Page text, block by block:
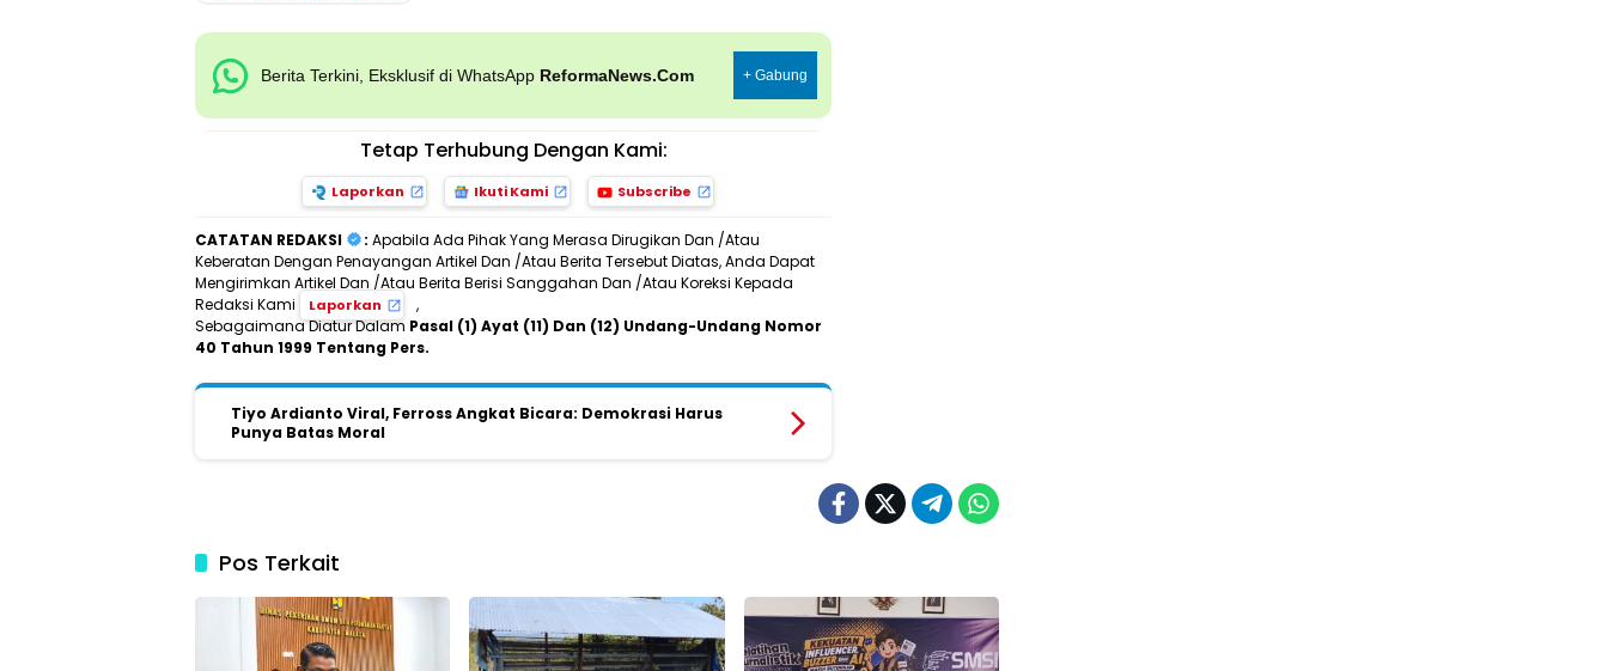
Berita Terkini, Eksklusif di WhatsApp ReformaNews.Com + Gabung
Tetap Terhubung Dengan Kami:
Laporkan Ikuti Kami Subscribe
CATATAN REDAKSI : Apabila Ada Pihak Yang Merasa Dirugikan Dan /Atau
Keberatan Dengan Penayangan Artikel Dan /Atau Berita Tersebut Diatas, Anda Dapat
Mengirimkan Artikel Dan /Atau Berita Berisi Sanggahan Dan /Atau Koreksi Kepada
Redaksi Kami
Laporkan
,
Sebagaimana Diatur Dalam Pasal (1) Ayat (11) Dan (12) Undang-Undang Nomor
40 Tahun 1999 Tentang Pers.
Tiyo Ardianto Viral, Ferross Angkat Bicara: Demokrasi Harus
Punya Batas Moral
Pos Terkait